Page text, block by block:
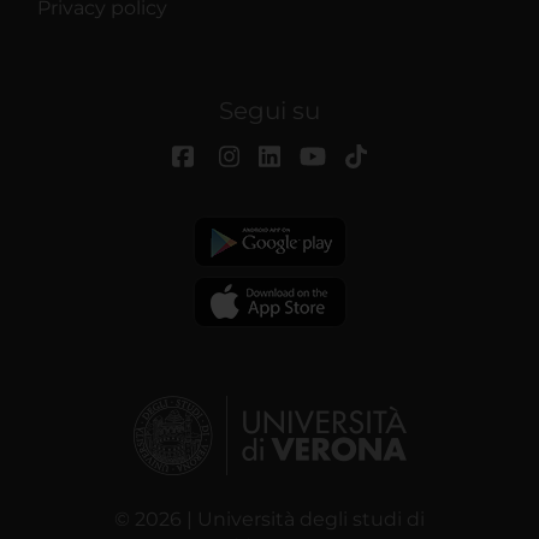
Privacy policy
Segui su
© 2026 | Università degli studi di